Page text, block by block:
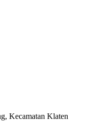
Kecamatan Klaten